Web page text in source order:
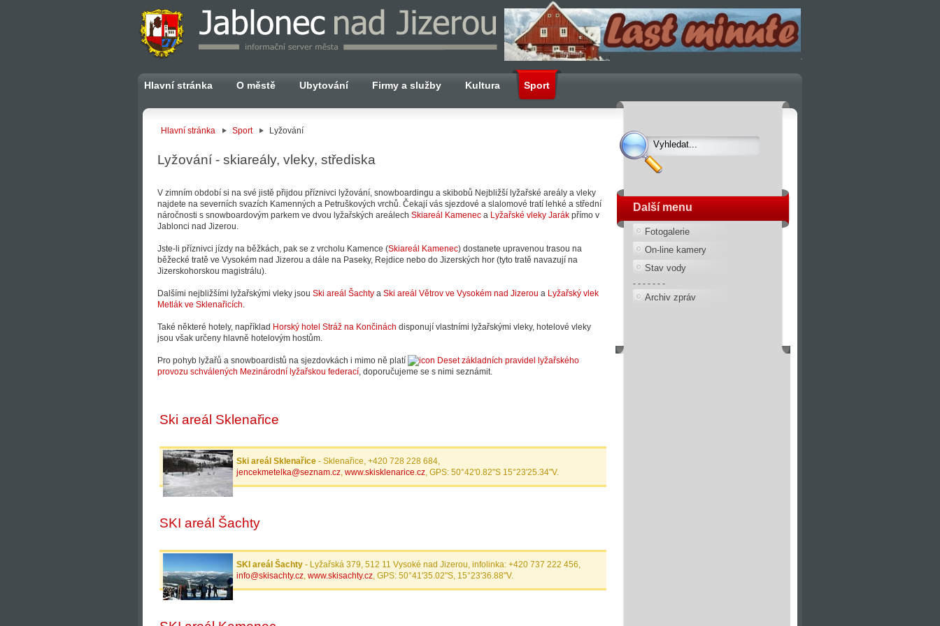
Hlavní stránka O městě Ubytování Firmy a služby Kultura Sport
Hlavní stránka Sport Lyžování
Lyžování - skiareály, vleky, střediska
V zimním období si na své jistě přijdou příznivci lyžování, snowboardingu a skibobů Nejbližší lyžařské areály a vleky
najdete na severních svazích Kamenných a Petruškových vrchů. Čekají vás sjezdové a slalomové tratí lehké a střední
náročnosti s snowboardovým parkem ve dvou lyžařských areálech Skiareál Kamenec a Lyžařské vleky Jarák přímo v
Jablonci nad Jizerou.
Jste-li příznivci jízdy na běžkách, pak se z vrcholu Kamence (Skiareál Kamenec) dostanete upravenou trasou na
běžecké tratě ve Vysokém nad Jizerou a dále na Paseky, Rejdice nebo do Jizerských hor (tyto tratě navazují na
Jizerskohorskou magistrálu).
Dalšími nejbližšími lyžařskými vleky jsou Ski areál Šachty a Ski areál Větrov ve Vysokém nad Jizerou a Lyžařský vlek
Metlák ve Sklenařicích.
Také některé hotely, například Horský hotel Stráž na Končinách disponují vlastními lyžařskými vleky, hotelové vleky
jsou však určeny hlavně hotelovým hostům.
Pro pohyb lyžařů a snowboardistů na sjezdovkách i mimo ně platí
Deset základních pravidel lyžařského
provozu schválených Mezinárodní lyžařskou federací, doporučujeme se s nimi seznámit.
Ski areál Sklenařice
Ski areál Sklenařice - Sklenařice, +420 728 228 684,
jencekmetelka@seznam.cz, www.skisklenarice.cz, GPS: 50°42'0.82"S 15°23'25.34"V.
SKI areál Šachty
SKI areál Šachty - Lyžařská 379, 512 11 Vysoké nad Jizerou, infolinka: +420 737 222 456,
info@skisachty.cz, www.skisachty.cz, GPS: 50°41'35.02"S, 15°23'36.88"V.
Další menu
Fotogalerie
On-line kamery
Stav vody
- - - - - - -
Archiv zpráv